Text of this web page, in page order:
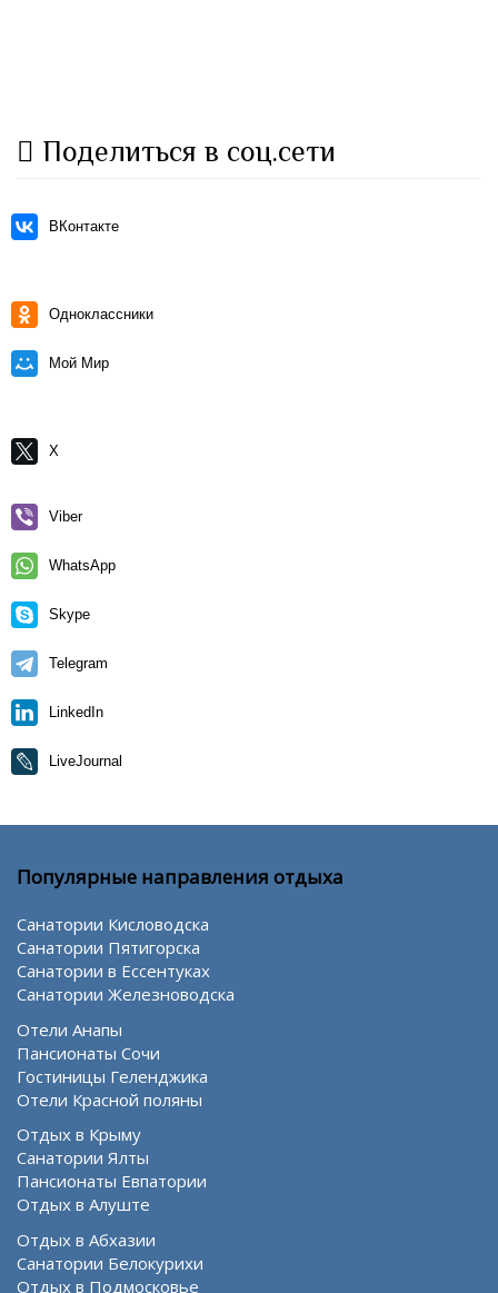
Поделиться в соц.сети
ВКонтакте
Одноклассники
Мой Мир
X
Viber
WhatsApp
Skype
Telegram
LinkedIn
LiveJournal
Популярные направления отдыха
Санатории Кисловодска
Санатории Пятигорска
Санатории в Ессентуках
Санатории Железноводска
Отели Анапы
Пансионаты Сочи
Гостиницы Геленджика
Отели Красной поляны
Отдых в Крыму
Санатории Ялты
Пансионаты Евпатории
Отдых в Алуште
Отдых в Абхазии
Санатории Белокурихи
Отдых в Подмосковье